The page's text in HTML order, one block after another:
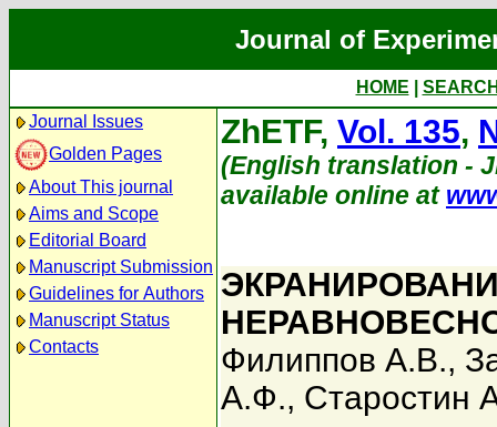
Journal of
HOME
Journal Issues
Golden Pages
About This journal
Aims and Scope
Editorial Board
Manuscript Submission
Guidelines for Authors
Manuscript Status
Contacts
ZhETF, Vol. 135,
(English translation -
available online at
Филиппов А.В.,
А.Ф., Старостин